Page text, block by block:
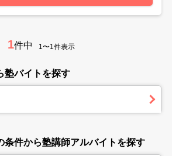
1件中 1〜1件表示
塾バイトを探す
条件から塾講師アルバイトを探す